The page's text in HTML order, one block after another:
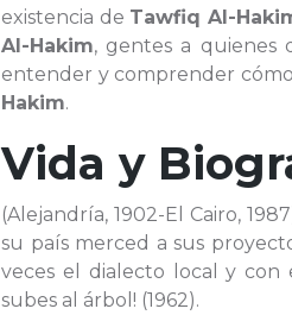
existencia de Tawfiq Al-
Al-Hakim, gentes a quienes
entender y comprender
Hakim.
Vida y
(Alejandría, 1902-El Cairo,
su país merced a sus
veces el dialecto local y con
subes al árbol! (1962).